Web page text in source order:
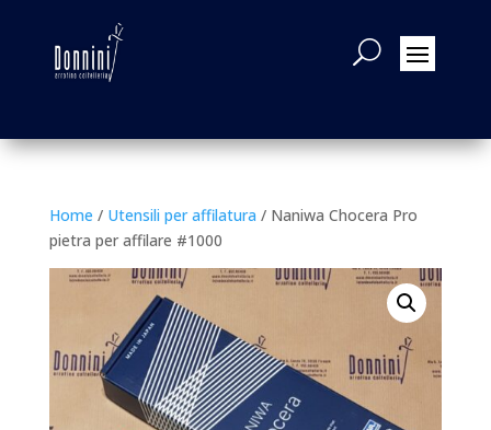
Home / Utensili per affilatura / Naniwa Chocera Pro
pietra per affilare #1000